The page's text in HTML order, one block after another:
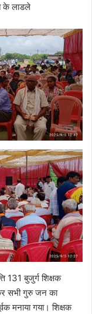
के लाडले
131 बुजुर्ग शिक्षक
सभी गुरु जन का
मनाया गया। शिक्षक